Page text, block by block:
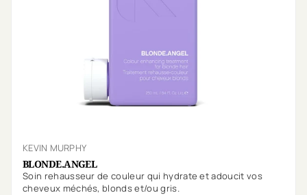
KEVIN MURPHY
BLONDE.ANGEL
Soin rehausseur de couleur qui hydrate et adoucit vos
cheveux méchés, blonds et/ou gris.